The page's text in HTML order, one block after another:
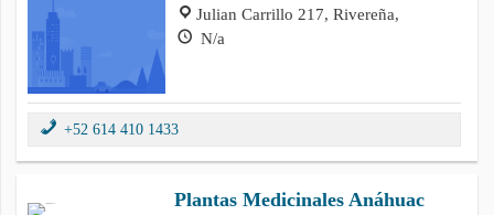
Contacto
Julian Carrillo 217, Rivereña,
N/a
+52 614 410 1433
Plantas Medicinales Anáhuac